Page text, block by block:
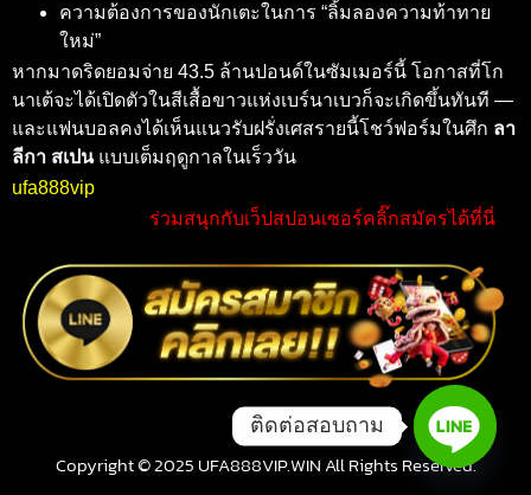
ความต้องการของนักเตะในการ “ลิ้มลองความท้าทาย
ใหม่”
หากมาดริดยอมจ่าย 43.5 ล้านปอนด์ในซัมเมอร์นี้ โอกาสที่โก
นาเต้จะได้เปิดตัวในสีเสื้อขาวแห่งเบร์นาเบวก็จะเกิดขึ้นทันที —
และแฟนบอลคงได้เห็นแนวรับฝรั่งเศสรายนี้โชว์ฟอร์มในศึก ลา
ลีกา สเปนแบบเต็มฤดูกาลในเร็ววัน
ufa888vip
ร่วมสนุกกับเว็ปสปอนเซอร์คลิ๊กสมัครได้ที่นี่
Copyright © 2025 UFA888VIP.WIN All Rights Reserved.
ติดต่อสอบถาม